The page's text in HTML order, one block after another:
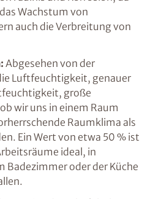
und
(Keller-) Decke, die
Salze
Bei Holz- und
die Gefahr von
Feuchtigkeit nicht
Schimmelpilzen,
von Sporen
Abgesehen von der
Luftfeuchtigkeit,